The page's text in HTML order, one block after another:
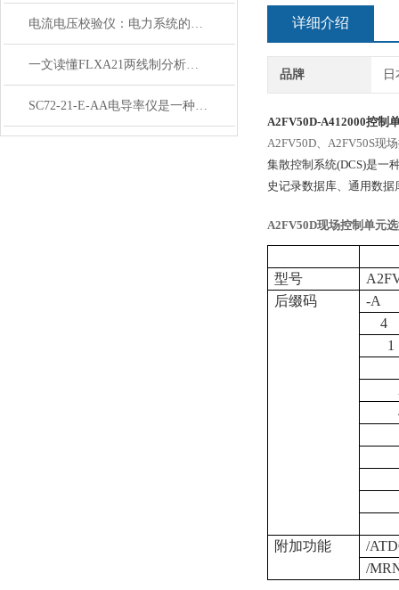
电流电压校验仪：电力系统的贴心助
一文读懂FLXA21两线制分析仪：功能、规格与智能化应用
SC72-21-E-AA电导率仪是一种用于测量水体中的电导率的仪器
详细介绍
品牌
A2FV50D-A412000控制
A2FV50D、A2FV50S现
集散控制系统(DCS)是一
史记录数据库、通用数
A2FV50D现场控制单元
型号
后缀码
-A
4
1
附加功能
/
/